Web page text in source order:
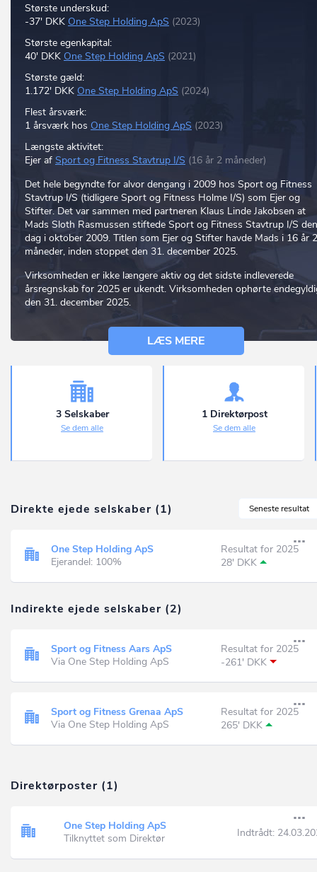
Største underskud:
-37' DKK One Step Holding ApS (2023)
Største egenkapital:
40' DKK One Step Holding ApS (2021)
Største gæld:
1.172' DKK One Step Holding ApS (2024)
Flest årsværk:
1 årsværk hos One Step Holding ApS (2023)
Længste aktivitet:
Ejer af Sport og Fitness Stavtrup I/S (16 år 2 måneder)
Det hele begyndte for alvor dengang i 2009 hos Sport og Fitness
Stavtrup I/S (tidligere Sport og Fitness Holme I/S) som Ejer og
Stifter. Det var sammen med partneren Klaus Linde Jakobsen at
Mads Sloth Rasmussen stiftede Sport og Fitness Stavtrup I/S den
dag i oktober 2009. Titlen som Ejer og Stifter havde Mads i 16 år 2
måneder, inden stoppet den 31. december 2025.
Virksomheden er ikke længere aktiv og det sidste indleverede
årsregnskab for 2025 er ukendt. Virksomheden ophørte
den 31. december 2025.
LÆS MERE
3 Selskaber
Se dem alle
1 Direktørpost
Se dem alle
Seneste resultat
Direkte ejede selskaber (1)
One Step Holding ApS
Ejerandel: 100%
Resultat for 2025
28' DKK
Indirekte ejede selskaber (2)
Sport og Fitness Aars ApS
Via One Step Holding ApS
Resultat for 2025
-261' DKK
Sport og Fitness Grenaa ApS
Via One Step Holding ApS
Resultat for 2025
265' DKK
Direktørposter (1)
One Step Holding ApS
Tilknyttet som Direktør
Indtrådt: